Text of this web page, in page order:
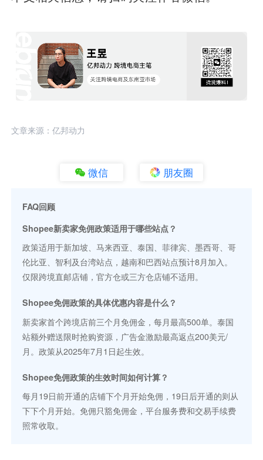
文章来源：亿邦动力
微信 朋友圈
FAQ回顾
Shopee新卖家免佣政策适用于哪些站点？
政策适用于新加坡、马来西亚、泰国、菲律宾、墨西哥、哥
伦比亚、智利及台湾站点，越南和巴西站点预计8月加入。
仅限跨境直邮店铺，官方仓或三方仓店铺不适用。
Shopee免佣政策的具体优惠内容是什么？
新卖家首个跨境店前三个月免佣金，每月最高500单。泰国
站额外赠送限时抢购资源，广告金激励最高返点200美元/
月。政策从2025年7月1日起生效。
Shopee免佣政策的生效时间如何计算？
每月19日前开通的店铺下个月开始免佣，19日后开通的则从
下下个月开始。免佣只豁免佣金，平台服务费和交易手续费
照常收取。